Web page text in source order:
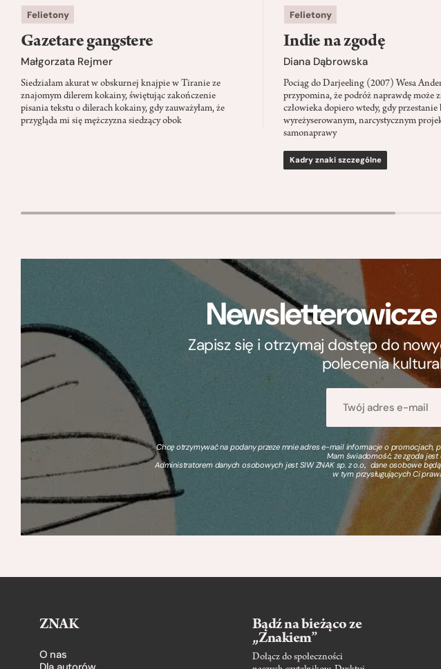
Felietony
Gazetare gangstere
Małgorzata Rejmer
Siedziałam akurat w obskurnej knajpie w Tiranie ze
znajomym dilerem kokainy, świętując zakończenie
pisania tekstu o dilerach kokainy, gdy zauważyłam, że
przygląda mi się mężczyzna siedzący obok
Felietony
Indie na zgodę
Diana Dąbrowska
Pociąg do Darjeeling (2007) Wesa
przypomina, że podróż naprawdę może
człowieka dopiero wtedy, gdy przestanie
wyreżyserowanym, narcystycznym
samonaprawy
Kadry znaki szczególne
Zapisz się i otrzymaj dostęp do
polecenia
Chcę otrzymywać na podany przeze mnie adres e-mail informacje o promocjach,
Mam świadomość, że zgoda
Administratorem danych osobowych jest SIW ZNAK sp. z o.o., dane osobowe
w tym przysługujących Ci
ZNAK
O nas
Bądź na bieżąco ze
„Znakiem”
Dołącz do społeczności